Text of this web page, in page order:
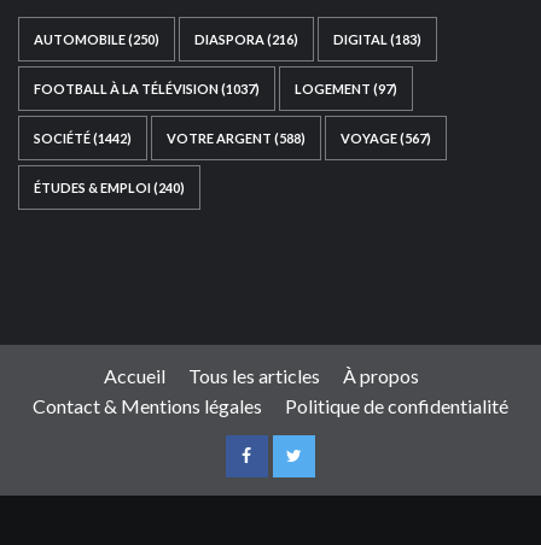
AUTOMOBILE(250) DIASPORA (216) DIGITAL (183)
FOOTBALL À LA TÉLÉVISION(1037) LOGEMENT (97)
SOCIÉTÉ(1442) VOTRE ARGENT (588) VOYAGE(567)
ÉTUDES & EMPLOI(240)
Accueil Tous les articles
À propos
Contact & Mentions légales
Politique de confidentialité